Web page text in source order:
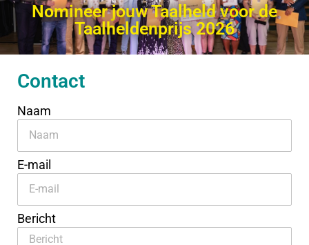
Nomineer jouw Taalheld voor de
Taalheldenprijs 2026
Contact
Naam
E-mail
Bericht